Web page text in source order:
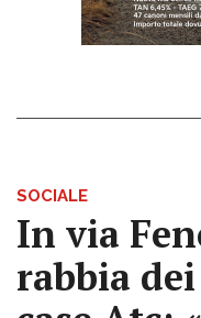
SOCIALE
In via
rabbia